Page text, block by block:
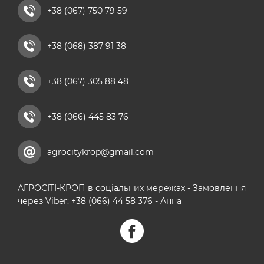
рідкі азотні добрива
кальцієві добрива
+38 (067) 750 79 59
+38 (068) 387 91 38
+38 (067) 305 88 48
+38 (066) 445 83 76
agrocitykrop@gmail.com
АГРОСІТІ-КРОП в соціальних мережах - Замовлення
через Viber: +38 (066) 44 58 376 - Анна